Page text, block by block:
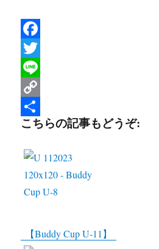
F
a
c
e
b
T
w
t
L
n
C
o
k
共
こちらの記事もどうぞ:
【Buddy Cup U-11】